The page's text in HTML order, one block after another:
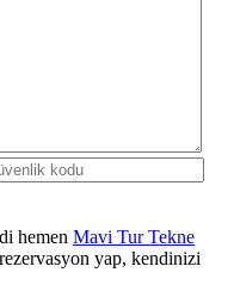
hemen Mavi Tur Tekne
yap, kendinizi